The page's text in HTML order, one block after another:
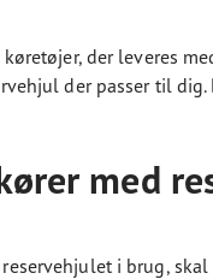
der leveres
der passer til
med
i brug,